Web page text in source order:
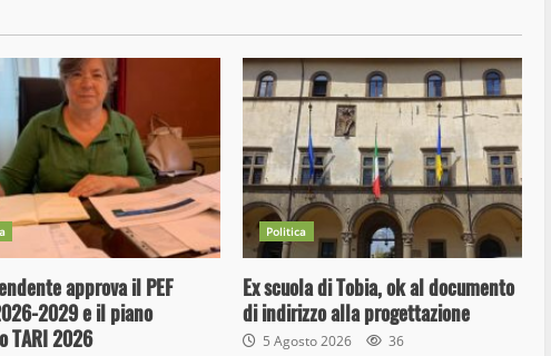
approva il PEF
2029 e il piano
TARI 2026
Politica
Ex scuola di Tobia, ok al documento
di indirizzo alla progettazione
5 Agosto 2026 36